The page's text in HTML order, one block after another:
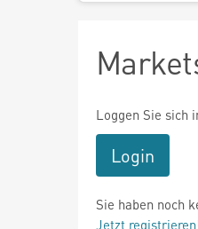
Loggen Sie sich
Login
Sie haben noch
Jetzt